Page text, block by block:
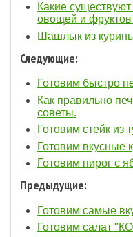
Какие
овощей и
Шашлык из
Следующие:
Готовим быстро
Как правильно
советы.
Готовим стейк из
Готовим вкусные
Готовим пирог с
Предыдущие:
Готовим самые
Готовим салат